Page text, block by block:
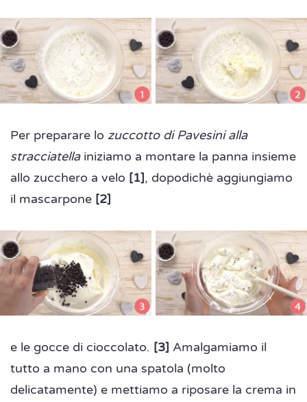
Per preparare lo zuccotto di Pavesini alla
stracciatellainiziamo a montare la panna insieme
allo zucchero a velo [1], dopodichè aggiungiamo
il mascarpone [2]
e le gocce di cioccolato. [3] Amalgamiamo il
tutto a mano con una spatola (molto
delicatamente) e mettiamo a riposare la crema in